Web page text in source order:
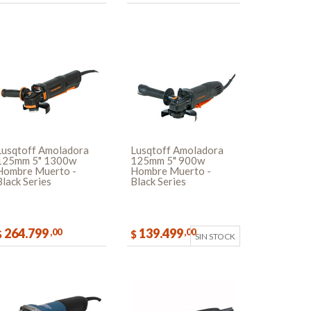
Amoladora
5" 1300w
Muerto -
Series
264.799 ,00
Lusqtoff Amoladora
125mm 5" 900w
Hombre Muerto -
Black Series
$ 139.499,00SIN STOCK